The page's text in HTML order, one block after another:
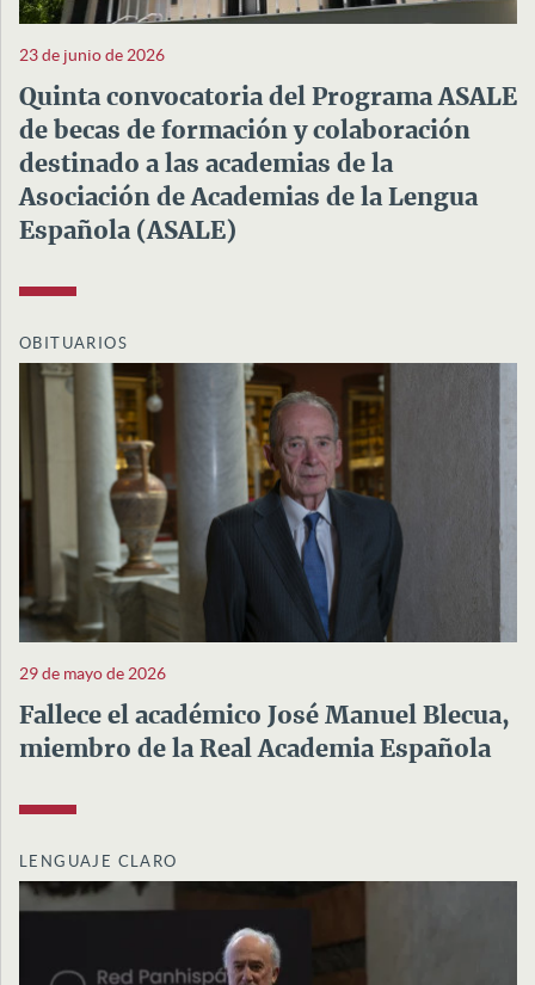
23 de junio de 2026
Quinta convocatoria del Programa ASALE
de becas de formación y colaboración
destinado a las academias de la
Asociación de Academias de la Lengua
Española (ASALE)
OBITUARIOS
29 de mayo de 2026
Fallece el académico José Manuel Blecua,
miembro de la Real Academia Española
LENGUAJE CLARO